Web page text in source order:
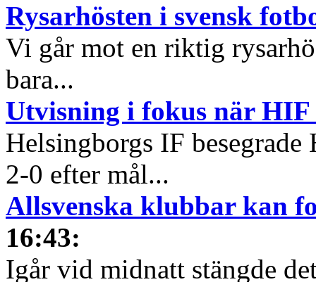
Rysarhösten i svensk
Vi går mot en riktig
bara...
Utvisning i fokus när HIF
Helsingborgs IF
2-0 efter mål...
Allsvenska klubbar kan
16:43:
Igår vid midnatt stängde